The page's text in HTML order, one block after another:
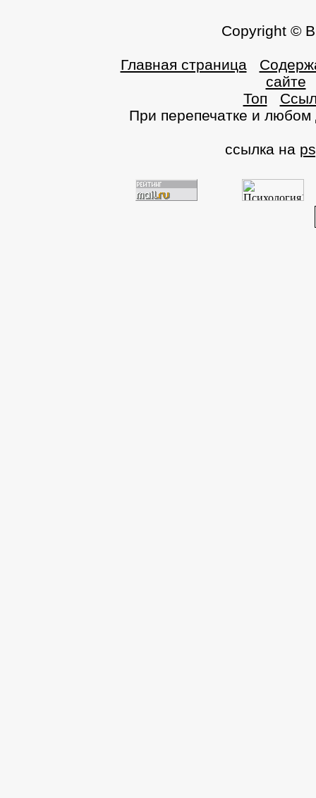
Copyright ©
Главная страница
сайте
Топ
При перепечатке и
ссылка на